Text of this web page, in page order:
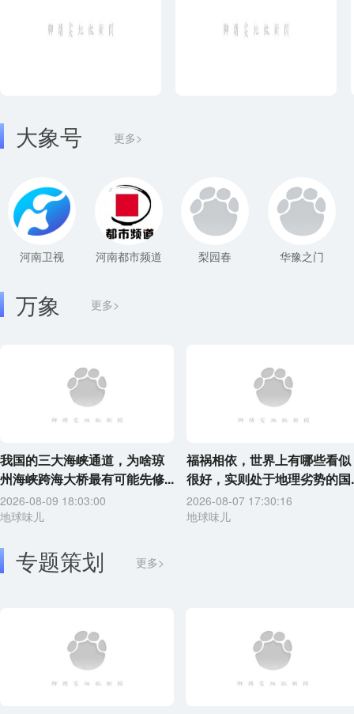
大象号 更多>
河南卫视 河南都市频道 梨园春 华豫之门
更多>
万象
我国的三大海峡通道，为啥琼
州海峡跨海大桥最有可能先修...
2026-08-09 18:03:00
地球味儿
福祸相依，世界上有哪些看似
很好，实则处于地理劣势的国
2026-08-07 17:30:16
地球味儿
专题策划 更多>